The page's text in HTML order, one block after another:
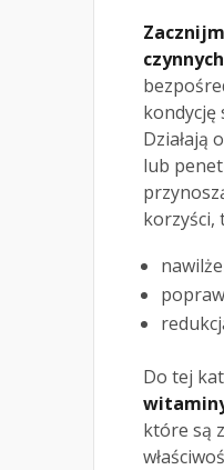
czynnych
kondycję
Działają
lub
korzyści,
Do tej
które są